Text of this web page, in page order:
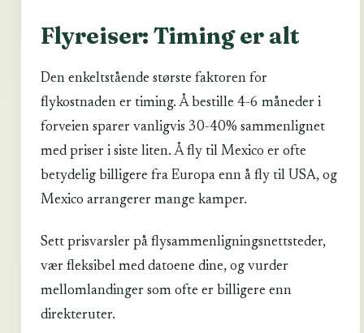
Flyreiser: Timing er alt
Den enkeltstående største faktoren for
flykostnaden er timing. Å bestille 4-6 måneder i
forveien sparer vanligvis 30-40% sammenlignet
med priser i siste liten. Å fly til Mexico er ofte
betydelig billigere fra Europa enn å fly til USA, og
Mexico arrangerer mange kamper.
Sett prisvarsler på flysammenligningsnettsteder,
vær fleksibel med datoene dine, og vurder
mellomlandinger som ofte er billigere enn
direkteruter.